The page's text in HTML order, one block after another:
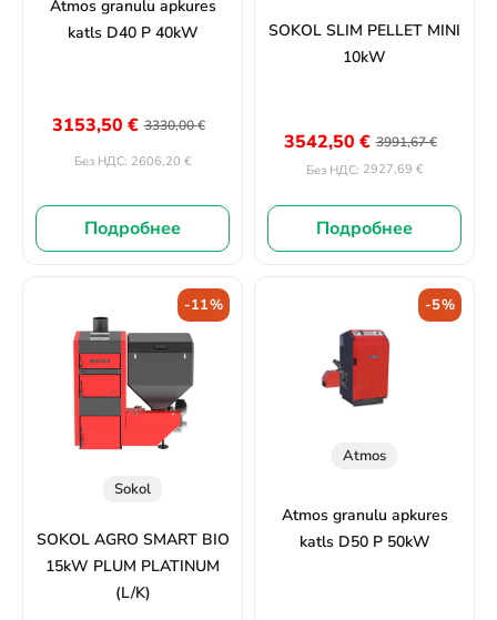
Atmos granulu apkures
katls D40 P 40kW
3330,00€
3153,50 €
Без НДС: 2606,20 €
Подробнее
SOKOL SLIM PELLET MINI
10kW
3991,67€
3542,50 €
Без НДС: 2927,69 €
Подробнее
-11%
Sokol
SOKOL AGRO SMART BIO
15kW PLUM PLATINUM
(L/K)
-5%
Atmos
Atmos granulu apkures
katls D50 P 50kW